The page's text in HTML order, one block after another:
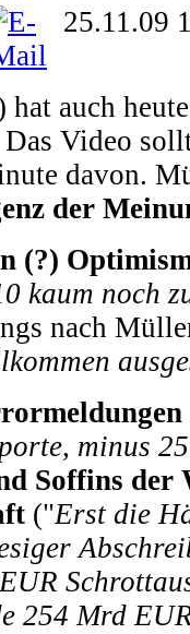
25.11.09
auch
Video
davon.
der
(?)
kaum noch
nach
minus
Soffins der
("Erst die
254 Mrd